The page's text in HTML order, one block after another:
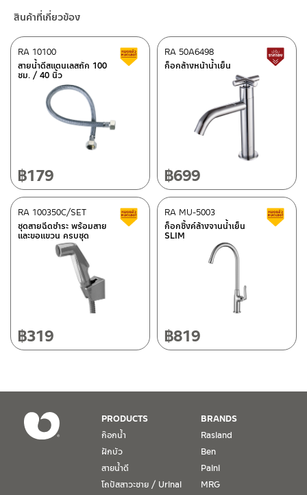
ระหว่างท่อเพียงหมุนแล้วเลื่อน เพื่อให้เหมาะสมกับความต้องการในการ
ใช้งาน
ขอแขวนถอดได้ โดยไม่ถอดราว สะดวกต่อการใช้งานเเละติดตั้ง พร้อม
ชั้นวางสำหรับเครื่องใช้ ขวดสบู่หรือขวดแชมพู สามารถพักฝักบัวมือ
โดยการเสียบด้านข้าง ขณะถูสบู่ หรือ สระผม การออกแบบ ที่มีสไตล์ให้
ความรู้สึกร่วมสมัย ตัวเปลี่ยนทิศทางน้ำติดตั้งโดยยึดกำแพง
เพื่อความแข็งแรงในการโยกเปลี่ยนทิศทางน้ำ ผลิตจากวัสดุสแตนเลส สี
โครเมียม ดีไซน์สวยงามเงางามและหรูหรา สายน้ำด้านบนออกแบบ
ให้น้ำไหลตรงหน้ากว้างพิเศษ 25.5 ซม. ทำให้น้ำไหลเต็มฟักครอบคลุมทั่ว
ตัว มาพร้อมปุ่มยางกำจัดตะกรันที่อุดตันออกได้ง่าย เพียงใช้นิ้วถูในขณะ
เปิดน้ำ
กดเปลี่ยนสายน้ำ 3 ระบบที่ฝักบัวมือ สะดวกต่อการใช้งาน ช่วยเพิ่ม
ประสบการณ์การอาบน้ำเหมือนอาบน้ำสายฝน และ ยังสามารถใช้ฝักบัว
มือในการชำระล้าง
ในจุดที่ต้องการ เพื่อเป็นการยืนยันความคงทนของวาล์วเปลี่ยนทิศทาง
น้ำ จึงกล้ารับประกัน 10 ปี เต็ม
ผลิตจากสแตนเลส
ตัวเปลี่ยนทิศทางน้ำ
ผลิตจากสแตนเลส
ขอแขวนบนราว
ผลิตจากพลาสติก ABS
หิ้งวางของ
ผลิตจากพลาสติก ABS
คลิ๊ก คู่มือการติดตั้งแบบเอกสาร
บนตัวสินค้า ซึ่งจะสร้างความเสียหายให้เกิดขึ้นกับผิวของสินค้าได้
ศูนย์บริการและอะไหล่ กรุงเทพฯ
662/61-62 ถนน พระราม3 แขวงบางโพงพาง เขตยานนาวา กรุงเทพฯ
โทร: 02-358-0080 / 080-075-8668 / 091-545-0556
ศูนย์บริการและอะไหล่ เชียงใหม่
118/33 โครงการอรสิริน ม.8 ต.สันปูเลย อ.ดอยสะเก็ด เชียงใหม่
โทร: 080-075-2626
วันจันทร์ – วันศุกร์ เวลา 8:30-17:30 น.
วันเสาร์ เวลา 8:30-15:00 น.
1. การรับประกัน จะต้องมีหลักฐานการซื้อ หรือ ใบเสร็จ โดยทางบริษัทฯ
ขอตรวจสอบโดยนับวันซื้อขายเป็นสำคัญ ทางบริษัทฯ ไม่สามารถให้
เงื่อนไขการรับประกันสินค้าได้ หากไม่มีเอกสารดังกล่าว
2. การรับประกันสินค้า จะรับประกันฉพาะสินค้าที่อยู่ในสภาพการใช้งาน
–Shopee
–Lazada
–ซื้อสินค้าชิ้นนี้บน Shopee>> คลิกที่นี่<<
–ซื้อสินค้าชิ้นนี้บน Lazada
ติดต่อพนักงานขาย / Contact Sales Staff
โทร: 02-285-5795
@charnpaiboon.sales
ติดต่อ ชาญไพบูลย์ / Contact Us
สินค้าที่เกี่ยวข้อง
สายน้ำดีสแตนเลสถัก 100
ซม. / 40 นิ้ว
RA 10100 สินค้าลดราคา เคลียร์สต็อก
฿179
ก็อกล้างหน้าน้ำเย็น
RA 50A6498
฿699
ชุดสายฉีดชำระ พร้อมสาย
และขอแขวน ครบชุด
RA 100350C/SET สินค้าลดราคา เคลียร์สต็อก
฿319
ก็อกซิ้งค์ล้างจานน้ำเย็น
SLIM
RA MU-5003
฿819
PRODUCTS
ก๊อกน้ำ
ฝักบัว
สายน้ำดี
โถปัสสาวะชาย / Urinal
BRANDS
Rasland
Ben
Paini
MRG